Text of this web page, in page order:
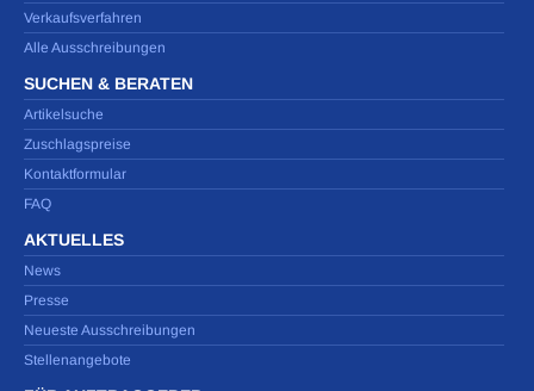
Verkaufsverfahren
Alle Ausschreibungen
SUCHEN & BERATEN
Artikelsuche
Zuschlagspreise
Kontaktformular
FAQ
AKTUELLES
News
Presse
Neueste Ausschreibungen
Stellenangebote